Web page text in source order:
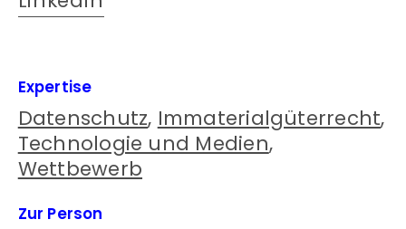
Expertise
Datenschutz, Immaterialgüterrecht,
Technologie und Medien,
Wettbewerb
Zur Person